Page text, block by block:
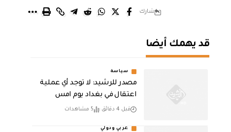
شارك
قد يهمك أيضا
سياسة
مصدر للرشيد: لا توجد أي عملية
اعتقال في بغداد يوم امس
قبل 4 دقائق 5 مشاهدات
عربي ودولي